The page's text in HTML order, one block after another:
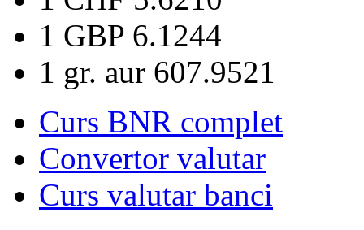
1 GBP 6.1244
1 gr. aur 607.9521
Curs BNR complet
Convertor valutar
Curs valutar banci